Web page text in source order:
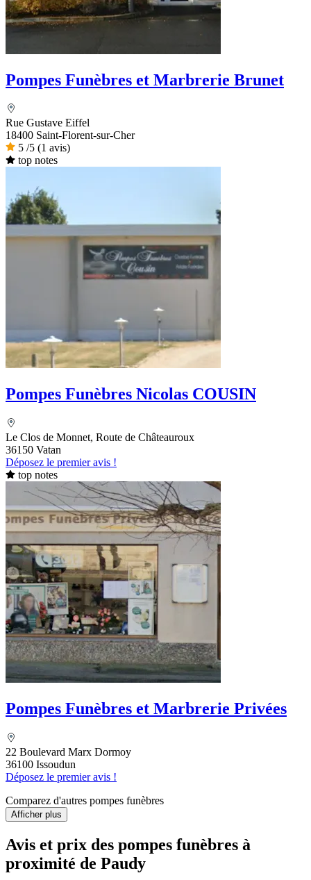
Pompes Funèbres et Marbrerie Brunet
Rue Gustave Eiffel
18400 Saint-Florent-sur-Cher
5 /5 (1 avis)
top notes
Pompes Funèbres Nicolas COUSIN
Le Clos de Monnet, Route de Châteauroux
36150 Vatan
Déposez le premier avis !
top notes
Pompes Funèbres et Marbrerie Privées
22 Boulevard Marx Dormoy
36100 Issoudun
Déposez le premier avis !
Comparez d'autres pompes funèbres
Afficher plus
Avis et prix des pompes funèbres à
proximité de Paudy